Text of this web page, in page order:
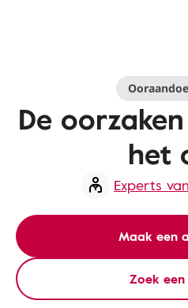
De
het
Experts
Maak een
Zoek